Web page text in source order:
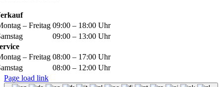
– Freitag 09:00 – 18:00 Uhr
09:00 – 13:00 Uhr
– Freitag 08:00 – 17:00 Uhr
08:00 – 12:00 Uhr
Page load link